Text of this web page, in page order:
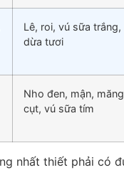
Lê, roi, vú sữa trắng,
dừa tươi
Nho đen, mận, măng
cụt, vú sữa tím
nhất thiết phải có